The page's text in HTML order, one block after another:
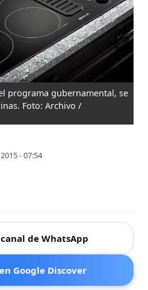
programa gubernamental, se
Foto: Archivo /
- 07:54
de WhatsApp
Google Discover